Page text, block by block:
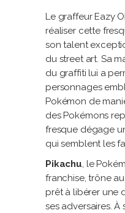
Le graffeur Eazy
réaliser cette
son talent
du street art. Sa
du graffiti lui a
personnages
Pokémon de
des Pokémons
fresque dégage
qui semblent les
Pikachu, le
franchise, trône
prêt à libérer une
ses adversaires. À